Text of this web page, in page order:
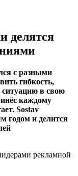
делятся
с разными
гибкость,
ситуацию в свою
каждому
Sostav
годом и делится